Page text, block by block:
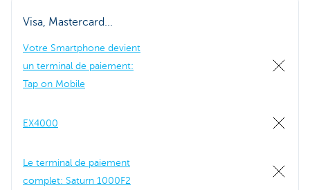
Visa, Mastercard...
Votre Smartphone devient
un terminal de paiement:
Tap on Mobile
EX4000
Le terminal de paiement
complet: Saturn 1000F2